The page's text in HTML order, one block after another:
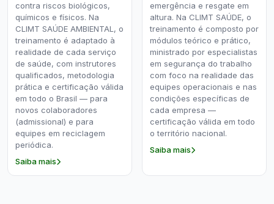
contra riscos biológicos,
químicos e físicos. Na
CLIMT SAÚDE AMBIENTAL, o
treinamento é adaptado à
realidade de cada serviço
de saúde, com instrutores
qualificados, metodologia
prática e certificação válida
em todo o Brasil — para
novos colaboradores
(admissional) e para
equipes em reciclagem
periódica.
Saiba mais
emergência e resgate em
altura. Na CLIMT SAÚDE, o
treinamento é composto por
módulos teórico e prático,
ministrado por especialistas
em segurança do trabalho
com foco na realidade das
equipes operacionais e nas
condições específicas de
cada empresa —
certificação válida em todo
o território nacional.
Saiba mais